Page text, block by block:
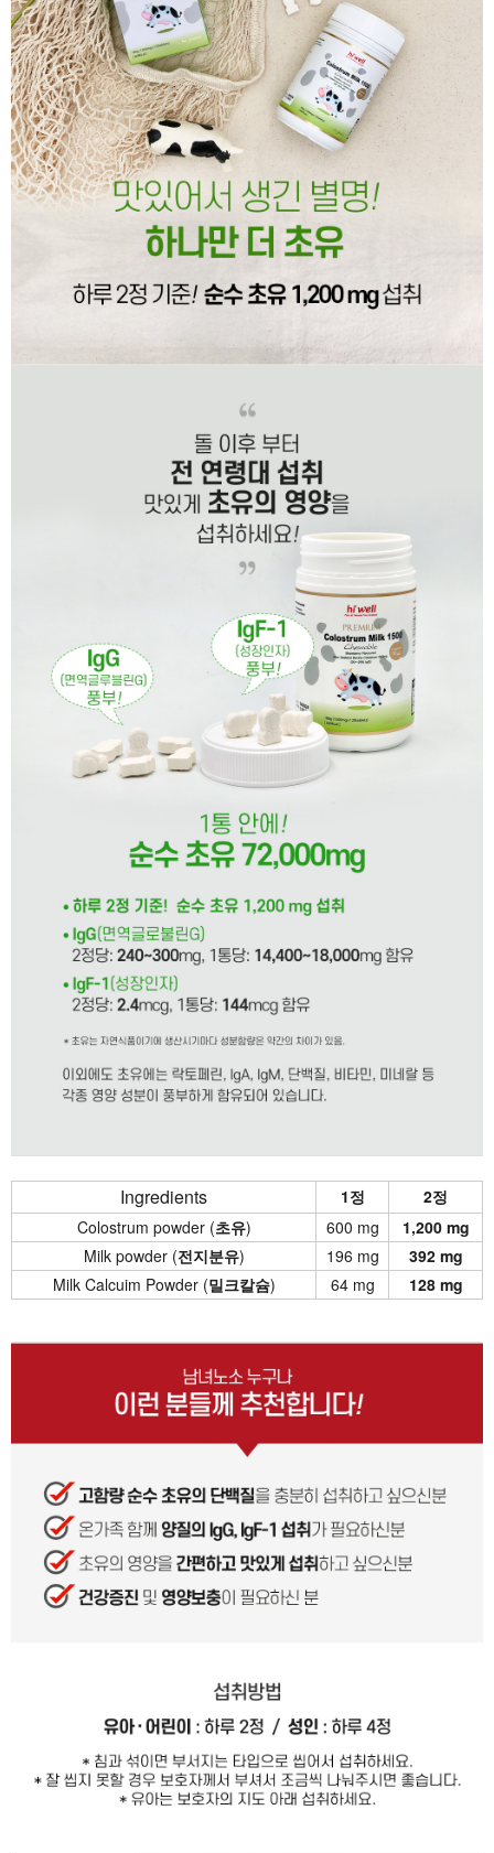
Ingredients 1정
2정
Colostrum powder (초유) 600 mg
1,200 mg
Milk powder (전지분유) 196 mg
392 mg
Milk Calcuim Powder (밀크칼슘) 64 mg 128 mg